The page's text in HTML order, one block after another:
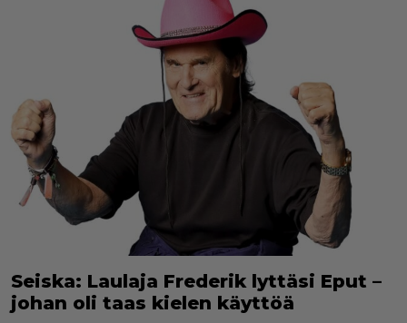
Seiska: Laulaja Frederik lyttäsi Eput –
johan oli taas kielen käyttöä